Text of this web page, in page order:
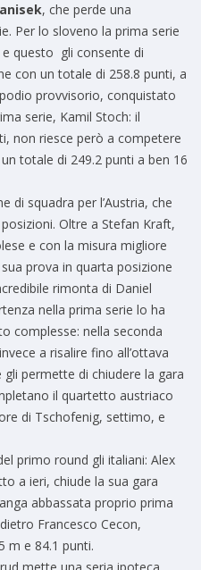
, che perde una
Per lo sloveno la prima serie
questo gli consente di
con un totale di 258.8 punti, a
provvisorio, conquistato
serie, Kamil Stoch: il
non riesce però a competere
totale di 249.2 punti a ben 16
di squadra per l’Austria, che
Oltre a Stefan Kraft,
e con la misura migliore
prova in quarta posizione
rimonta di Daniel
nella prima serie lo ha
complesse: nella seconda
a risalire fino all’ottava
permette di chiudere la gara
il quartetto austriaco
di Tschofenig, settimo, e
primo round gli italiani: Alex
a ieri, chiude la sua gara
abbassata proprio prima
Francesco Cecon,
m e 84.1 punti.